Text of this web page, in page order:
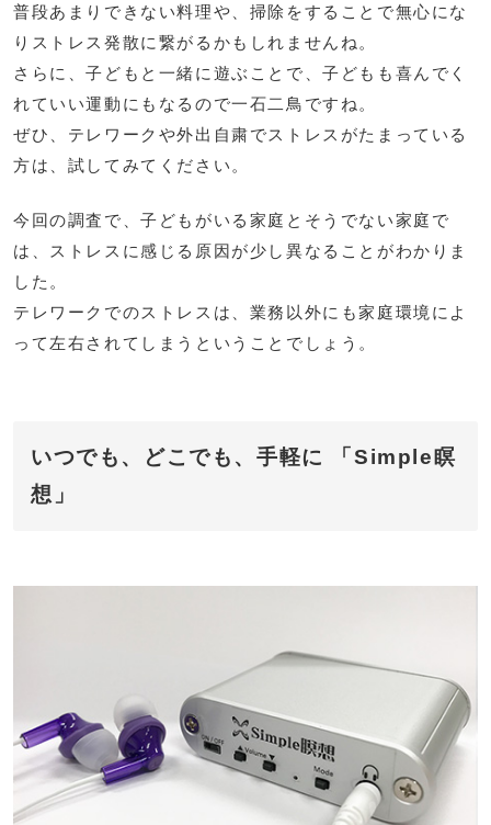
普段あまりできない料理や、掃除をすることで無心にな
りストレス発散に繋がるかもしれませんね。
さらに、子どもと一緒に遊ぶことで、子どもも喜んでく
れていい運動にもなるので一石二鳥ですね。
ぜひ、テレワークや外出自粛でストレスがたまっている
方は、試してみてください。
今回の調査で、子どもがいる家庭とそうでない家庭で
は、ストレスに感じる原因が少し異なることがわかりま
した。
テレワークでのストレスは、業務以外にも家庭環境によ
って左右されてしまうということでしょう。
いつでも、どこでも、手軽に 「Simple瞑
想」